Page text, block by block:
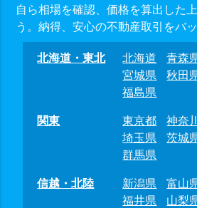
自ら相場を確認、価格を算出した
う。納得、安心の不動産取引をバ
北海道・東北 北海道 青森
宮城県
秋田
福島県
関東
東京都 神奈
埼玉県
茨城
群馬県
信越・北陸
新潟県 富山
福井県
山梨